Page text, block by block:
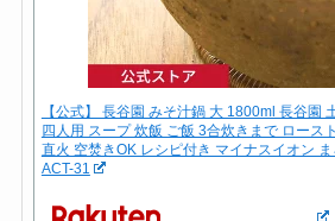
【公式】 長谷園 みそ汁鍋 大 1800ml 長谷園
四人用 スープ 炊飯 ご飯 3合炊きまで ロース
直火 空焚きOK レシピ付き マイナスイオン
ACT-31